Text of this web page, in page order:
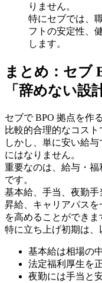
りません。
特にセブでは、
フトの安定性、
します。
まとめ：セブ
「辞めない設
セブで BPO 拠点を作
比較的合理的なコスト
しかし、単に安い給
にはなりません。
重要なのは、給与・
です。
基本給、手当、夜勤手
昇給、キャリアパス
を高めることができま
特に立ち上げ初期は、
基本給は相場の
法定福利厚生を
夜勤には手当と